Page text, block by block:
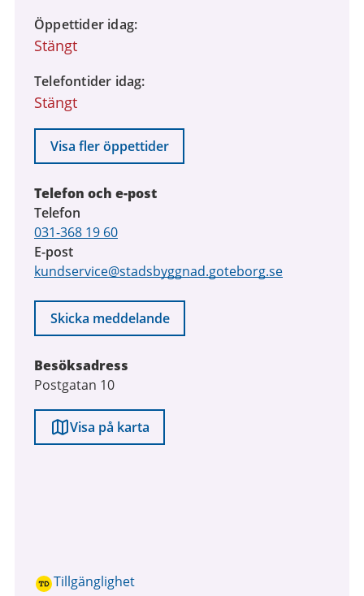
14
september
Öppettider idag
Stängt
Telefontider idag
Stängt
Visa fler öppettider
Telefon och e-post
Telefon
031-368 19 60
E-post
kundservice@stadsbyggnad.goteborg.se
Skicka meddelande
Besöksadress
Postgatan 10
Visa på karta
Tillgänglighet